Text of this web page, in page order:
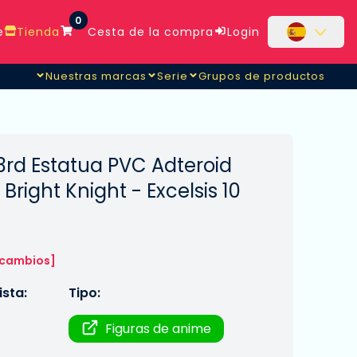
Tienda
0
Cesta de la compra Login
Nuestras marcas Serie Grupos de productos
Estatua PVC Adteroid
Knight - Excelsis 10
Tipo:
Figuras de anime